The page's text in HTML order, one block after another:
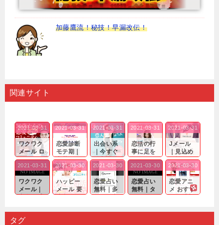
加藤鷹流！秘技！早漏改伝！
関連サイト
ワクワク
メール ロ
グイン pc
｜心の底
から真
剣...
2021-03-31
恋愛診断
モテ期｜
老若男女
問わ
ず…。
2021-03-31
出会い系
｜今すぐ
仲良くな
れる相手
探しをし
たいと...
2021-03-31
恋活の行
事に足を
運んでも
出会いの
チャンス
が訪れ...
2021-03-31
Jメール
｜見込め
る効果が
確実なも
のであっ
ても…...
2021-03-31
ワクワク
メール｜
出会い系
り会った
人に軽...
2021-03-31
ハッピー
メール 要
注意人物
するので
2021-03-30
恋愛占い
無料｜多
数ある出
プリの内
2021-03-30
恋愛占い
無料｜タ
ーゲット
る人に恋
2021-03-30
恋愛アニ
メ おすす
め｜「心
雑で素人
2021-03-30
タグ